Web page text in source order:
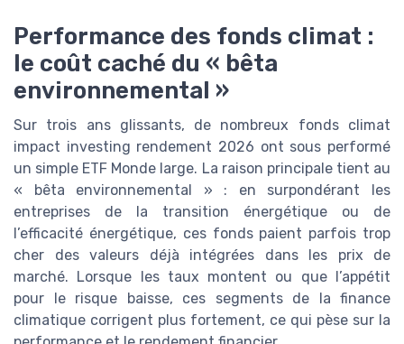
Performance des fonds climat :
le coût caché du « bêta
environnemental »
Sur trois ans glissants, de nombreux fonds climat
impact investing rendement 2026 ont sous performé
un simple ETF Monde large. La raison principale tient au
« bêta environnemental » : en surpondérant les
entreprises de la transition énergétique ou de
l’efficacité énergétique, ces fonds paient parfois trop
cher des valeurs déjà intégrées dans les prix de
marché. Lorsque les taux montent ou que l’appétit
pour le risque baisse, ces segments de la finance
climatique corrigent plus fortement, ce qui pèse sur la